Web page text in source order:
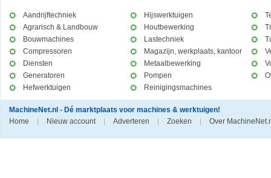
Aandrijftechniek
Agrarisch & Landbouw
Bouwmachines
Compressoren
Diensten
Generatoren
Hefwerktuigen
Hijswerktuigen
Houtbewerking
Lastechniek
Magazijn, werkplaats, kantoor
Metaalbewerking
Pompen
Reinigingsmachines
MachineNet.nl - Dé marktplaats voor machines & werktuigen!
Home
Nieuw account Adverteren Zoeken Over